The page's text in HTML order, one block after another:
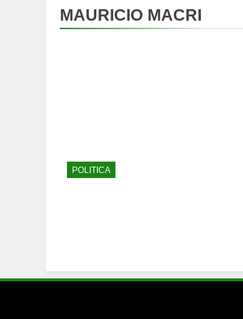
MAURICIO MACRI
POLITICA